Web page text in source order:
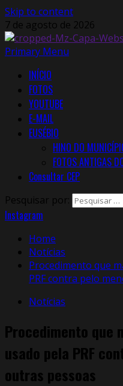
Skip to content
7 de agosto de 2026
Primary Menu
INÍCIO
FOTOS
YOUTUBE
E-MAIL
EUSÉBIO
HINO DO
FOTOS ANTIGAS
Consultar CEP
Pesquisar por:
Instagram
Home
Notícias
Procedimento que
PRF contra pelo
Notícias
Procedimento que
usado pela PRF
outras pessoas